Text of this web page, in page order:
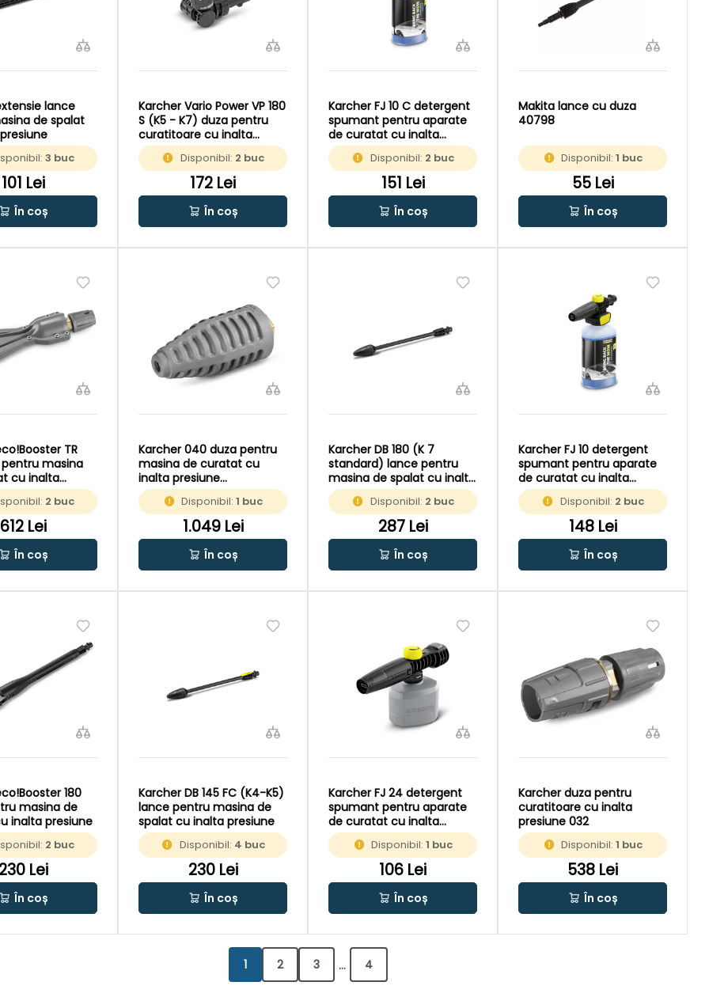
lance
de spalat
3 buc
101 Lei
În coș
Karcher Vario Power VP 180
S (K5 - K7) duza pentru
curatitoare cu inalta
presiune
Disponibil: 2 buc
172 Lei
În coș
Karcher FJ 10 C detergent
spumant pentru aparate
de curatat cu inalta
presiune
Disponibil: 2 buc
151 Lei
În coș
Makita lance cu duza
40798
Disponibil:1 buc
55 Lei
În coș
TR
masina
cu inalta
2 buc
612 Lei
În coș
Karcher 040 duza pentru
masina de curatat cu
inalta presiune
max.300bar
Disponibil:1 buc
1.049 Lei
În coș
Karcher DB 180 (K 7
standard) lance pentru
masina de spalat cu inalta
presiune
Disponibil: 2 buc
287 Lei
În coș
Karcher FJ 10 detergent
spumant pentru aparate
de curatat cu inalta
presiune
Disponibil: 2 buc
148 Lei
În coș
180
masina de
inalta presiune
2 buc
230 Lei
În coș
Karcher DB 145 FC (K4-K5)
lance pentru masina de
spalat cu inalta presiune
Disponibil: 4 buc
230 Lei
În coș
Karcher FJ 24 detergent
spumant pentru aparate
de curatat cu inalta
presiune
Disponibil:1 buc
106 Lei
În coș
Karcher duza pentru
curatitoare cu inalta
presiune 032
Disponibil:1 buc
538 Lei
În coș
1 2 3 ... 4